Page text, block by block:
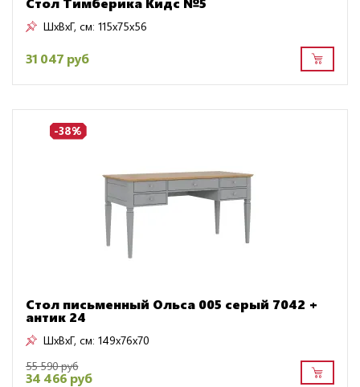
ШxВxГ, см: 115x75x56
31 047 руб
-38%
Стол письменный Ольса 005 серый 7042 +
антик 24
ШxВxГ, см: 149x76x70
55 590 руб
34 466 руб